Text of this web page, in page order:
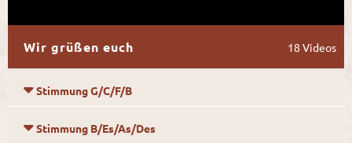
Wir grüßen euch 18 Videos
Stimmung G/C/F/B
Stimmung B/Es/As/Des